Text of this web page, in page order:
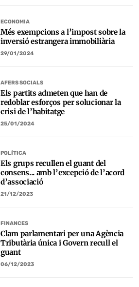
ECONOMIA
Més exempcions a l’impost sobre la
inversió estrangera immobiliària
29/01/2024
AFERS SOCIALS
Els partits admeten que han de
redoblar esforços per solucionar la
crisi de l’habitatge
25/01/2024
POLÍTICA
Els grups recullen el guant del
consens... amb l’excepció de l’acord
d’associació
21/12/2023
FINANCES
Clam parlamentari per una Agència
Tributària única i Govern recull el
guant
06/12/2023